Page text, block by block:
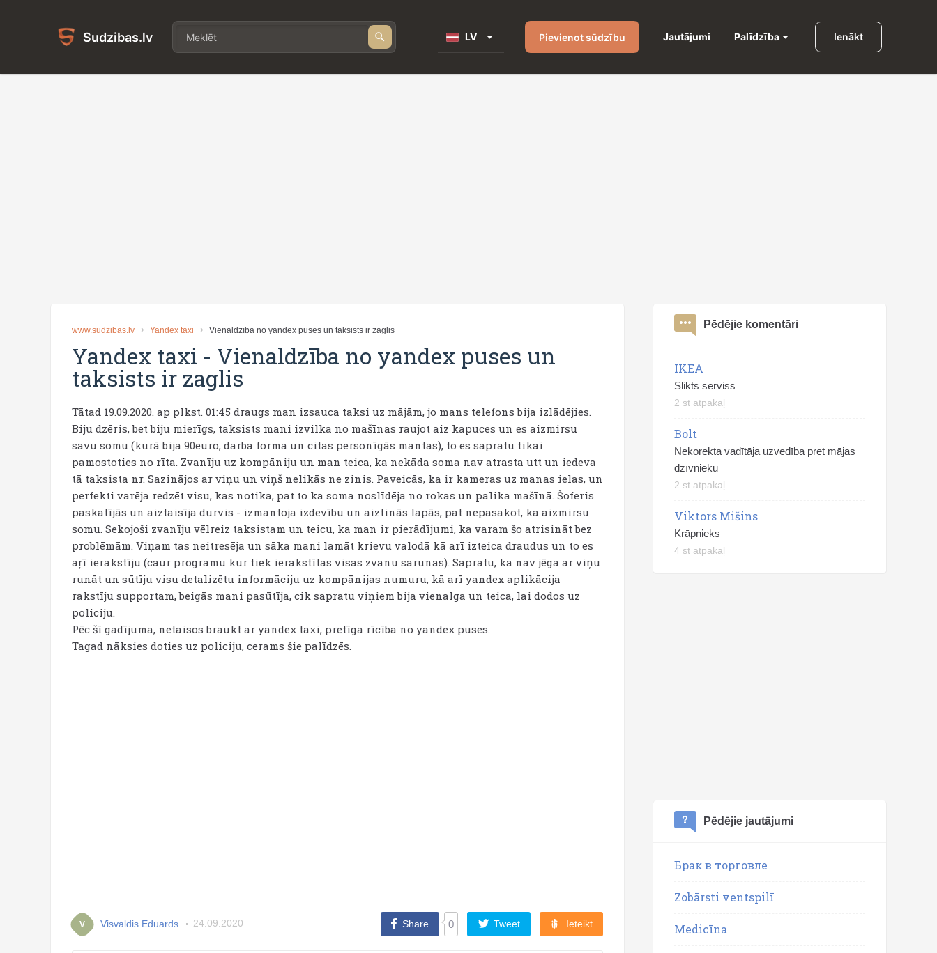
Sudzibas.lv LV Pievienot sūdzību Jautājumi Palīdzība Ienākt
www.sudzibas.lv Yandex taxi Vienaldzība no yandex puses un taksists ir zaglis
Yandex taxi - Vienaldzība no yandex puses un
taksists ir zaglis
Tātad 19.09.2020. ap plkst. 01:45 draugs man izsauca taksi uz mājām, jo mans telefons bija izlādējies.
Biju dzēris, bet biju mierīgs, taksists mani izvilka no mašīnas raujot aiz kapuces un es aizmirsu
savu somu (kurā bija 90euro, darba forma un citas personīgās mantas), to es sapratu tikai
pamostoties no rīta. Zvanīju uz kompāniju un man teica, ka nekāda soma nav atrasta utt un iedeva
tā taksista nr. Sazinājos ar viņu un viņš nelikās ne zinis. Paveicās, ka ir kameras uz manas ielas, un
perfekti varēja redzēt visu, kas notika, pat to ka soma noslīdēja no rokas un palika mašīnā. Šoferis
paskatījās un aiztaisīja durvis - izmantoja izdevību un aiztinās lapās, pat nepasakot, ka aizmirsu
somu. Sekojoši zvanīju vēlreiz taksistam un teicu, ka man ir pierādījumi, ka varam šo atrisināt bez
problēmām. Viņam tas neitresēja un sāka mani lamāt krievu valodā kā arī izteica draudus un to es
aŗī ierakstīju (caur programu kur tiek ierakstītas visas zvanu sarunas). Sapratu, ka nav jēga ar viņu
runāt un sūtīju visu detalizētu informāciju uz kompānijas numuru, kā arī yandex aplikācija
rakstīju supportam, beigās mani pasūtīja, cik sapratu viņiem bija vienalga un teica, lai dodos uz
policiju.
Pēc šī gadījuma, netaisos braukt ar yandex taxi, pretīga rīcība no yandex puses.
Tagad nāksies doties uz policiju, cerams šie palīdzēs.
V Visvaldis Eduards 24.09.2020 Share 0 Tweet Ieteikt
Pēdējie komentāri
IKEA
Slikts serviss
2 st atpakaļ
Bolt
Nekorekta vadītāja uzvedība pret mājas
dzīvnieku
2 st atpakaļ
Viktors Mišins
Krāpnieks
4 st atpakaļ
Pēdējie jautājumi
Брак в торговле
Zobārsti ventspilī
Medicīna